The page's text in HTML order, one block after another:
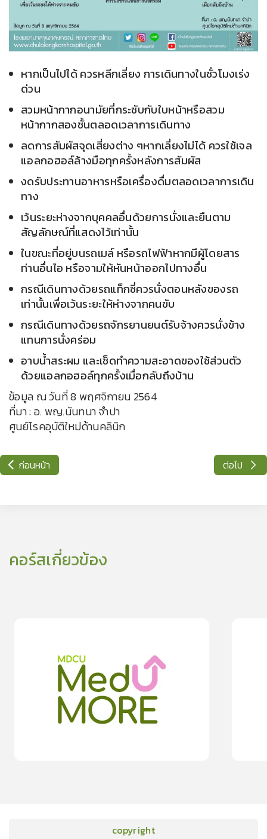
หากเป็นไปได้ควรหลีกเลี่ยง การเดินทางในชั่วโมงเร่ง
ด่วน
สวมหน้ากากอนามัยที่กระชับกับใบหน้าหรือสวม
หน้ากากสองชั้นตลอดเวลาการเดินทาง
ลดการสัมผัสจุดเสี่ยงต่าง ๆหากเลี่ยงไม่ได้ ควรใช้เจล
แอลกอฮอล์ล้างมือทุกครั้งหลังการสัมผัส
งดรับประทานอาหารหรือเครื่องดื่มตลอดเวลาการเดิน
ทาง
เว้นระยะห่างจากบุคคลอื่นด้วยการนั่งและยืนตาม
สัญลักษณ์ที่แสดงไว้เท่านั้น
ในขณะที่อยู่บนรถเมล์ หรือรถไฟฟ้าหากมีผู้โดยสาร
ท่านอื่นไอ หรือจามให้หันหน้าออกไปทางอื่น
กรณีเดินทางด้วยรถแท็กซี่ควรนั่งตอนหลังของรถ
เท่านั้นเพื่อเว้นระยะให้ห่างจากคนขับ
กรณีเดินทางด้วยรถจักรยานยนต์รับจ้างควรนั่งข้าง
แทนการนั่งคร่อม
อาบน้ำสระผม และเช็ดทำความสะอาดของใช้ส่วนตัว
ด้วยแอลกอฮอล์ทุกครั้งเมื่อกลับถึงบ้าน
ข้อมูล ณ วันที่ 8 พฤศจิกายน 2564
ที่มา : อ. พญ.นันทนา จำปา
ศูนย์โรคอุบัติใหม่ด้านคลินิก
ก่อนหน้า ต่อไป
คอร์สเกี่ยวข้อง
ทำกิจกรรมภายในครอบครัวให้สุขใจ ห่างไกล “โควิด-19”
0.0 0rating)
moreDetails
copyright